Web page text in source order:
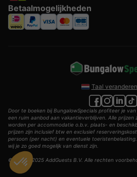
Betaalmogelijkheden
Taal veranderen
Door te boeken bij BungalowSpecials profiteer je
een ruim aanbod aan vakantieverblijven. Alle prijzen
worden per accommodatie o.b.v. plaats- en
prijzen zijn inclusief btw en exclusief
persoon (per nacht) en eventuele
wij je zo goed mogelijk van dienst zijn.
© 2002 - 2025 AddGuests B.V. Alle rechten